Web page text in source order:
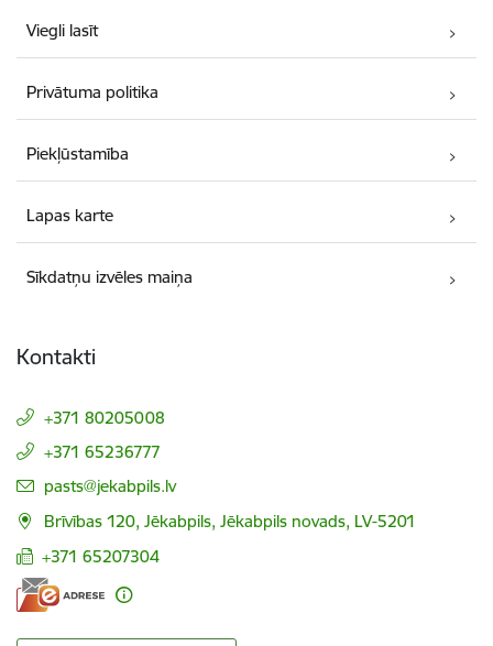
Viegli lasīt
Privātuma politika
Piekļūstamība
Lapas karte
Sīkdatņu izvēles maiņa
Kontakti
+371 80205008
+371 65236777
E-pasts:
pasts@jekabpils.lv
Brīvības 120, Jēkabpils, Jēkabpils novads, LV-5201
+371 65207304